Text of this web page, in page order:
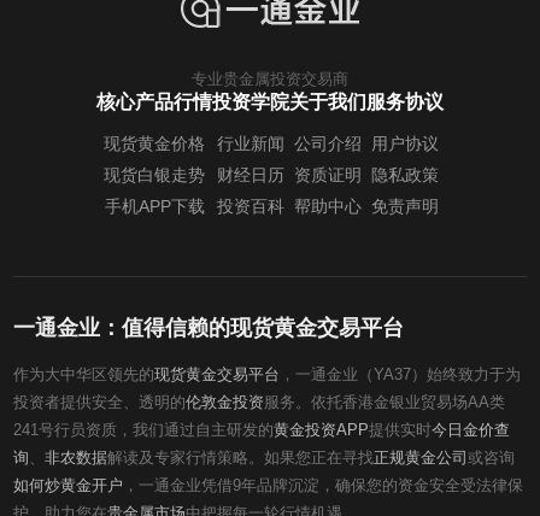
专业贵金属投资交易商
核心产品行情
现货黄金价格
现货白银走势
手机APP下载
投资学院
行业新闻
财经日历
投资百科
关于我们
公司介绍
资质证明
帮助中心
服务协议
用户协议
隐私政策
免责声明
一通金业：值得信赖的现货黄金交易平台
作为大中华区领先的现货黄金交易平台 ，一通金业（YA37）始终致力于为
投资者提供安全、透明的伦敦金投资服务。依托香港金银业贸易场AA类
241号行员资质，我们通过自主研发的黄金投资APP提供实时今日金价查
询 、非农数据解读及专家行情策略。如果您正在寻找正规黄金公司或咨询
如何炒黄金开户 ，一通金业凭借9年品牌沉淀，确保您的资金安全受法律保